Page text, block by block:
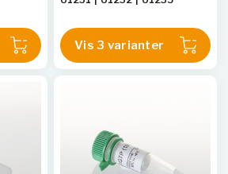
Vis 3 varianter